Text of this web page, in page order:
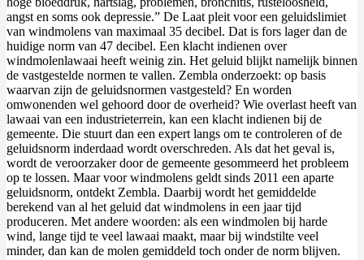
angst en soms ook depressie.” De Laat pleit voor een geluidslimiet
van windmolens van maximaal 35 decibel. Dat is fors lager dan de
huidige norm van 47 decibel. Een klacht indienen over
windmolenlawaai heeft weinig zin. Het geluid blijkt namelijk binnen
de vastgestelde normen te vallen. Zembla onderzoekt: op basis
waarvan zijn de geluidsnormen vastgesteld? En worden
omwonenden wel gehoord door de overheid? Wie overlast heeft van
lawaai van een industrieterrein, kan een klacht indienen bij de
gemeente. Die stuurt dan een expert langs om te controleren of de
geluidsnorm inderdaad wordt overschreden. Als dat het geval is,
wordt de veroorzaker door de gemeente gesommeerd het probleem
op te lossen. Maar voor windmolens geldt sinds 2011 een aparte
geluidsnorm, ontdekt Zembla. Daarbij wordt het gemiddelde
berekend van al het geluid dat windmolens in een jaar tijd
produceren. Met andere woorden: als een windmolen bij harde
wind, lange tijd te veel lawaai maakt, maar bij windstilte veel
minder, dan kan de molen gemiddeld toch onder de norm blijven.